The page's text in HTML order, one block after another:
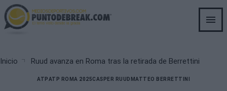
Skip
to
main
Breadcrumb
Inicio Ruud avanza en Roma tras la retirada de Berrettini
ATPATP ROMA 2025CASPER RUUD MATTEO BERRETTINI